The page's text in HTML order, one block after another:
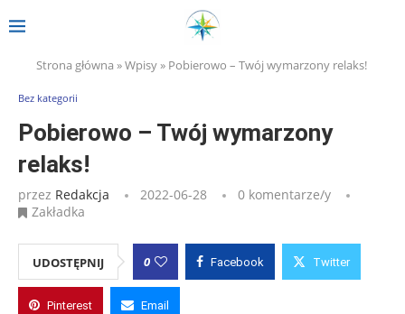
Strona główna »Wpisy» Pobierowo – Twój wymarzony relaks!
Bez kategorii
Pobierowo – Twój wymarzony
relaks!
przez Redakcja 2022-06-28
0 komentarze/y
Zakładka
UDOSTĘPNIJ 0 Facebook Twitter
Pinterest Email